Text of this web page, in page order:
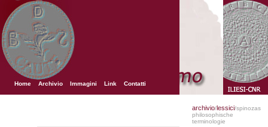
Home Archivio Immagini Link Contatti
archivio/lessici/spinozas
philosophische
terminologie